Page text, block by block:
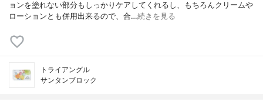
ョンを塗れない部分もしっかりケアしてくれるし、もちろんクリームや
ローションとも併用出来るので、合…続きを見る
トライアングル
サンタンブロック